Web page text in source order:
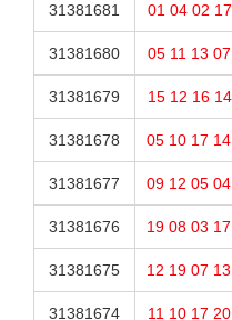
31381681 01 04 02 17
31381680 05 11 13 07
31381679 15 12 16 14
31381678 05 10 17 14
31381677 09 12 05 04
31381676 19 08 03 17
31381675 12 19 07 13
31381674 11 10 17 20